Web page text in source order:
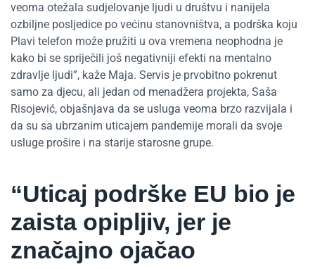
veoma otežala sudjelovanje ljudi u društvu i nanijela
ozbiljne posljedice po većinu stanovništva, a podrška koju
Plavi telefon može pružiti u ova vremena neophodna je
kako bi se spriječili još negativniji efekti na mentalno
zdravlje ljudi”, kaže Maja. Servis je prvobitno pokrenut
samo za djecu, ali jedan od menadžera projekta, Saša
Risojević, objašnjava da se usluga veoma brzo razvijala i
da su sa ubrzanim uticajem pandemije morali da svoje
usluge prošire i na starije starosne grupe.
“Uticaj podrške EU bio je
zaista opipljiv, jer je
značajno ojačao